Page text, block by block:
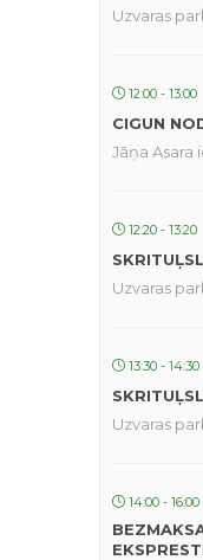
Uzvaras
12:00 - 13:00
CIGUN
Jāņa Asara
12:20 - 13:20
Uzvaras
13:30 - 14:30
Uzvaras
14:00 - 16:00